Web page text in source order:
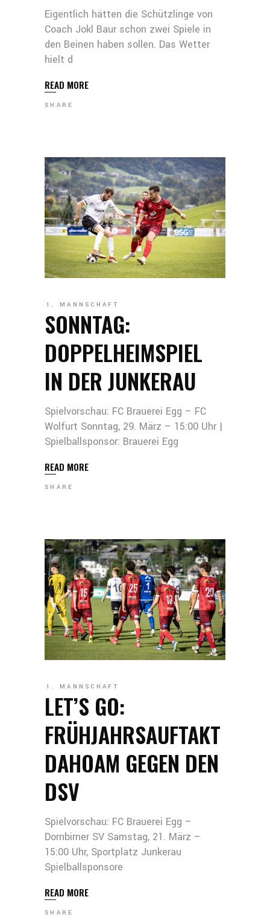
Eigentlich hätten die Schützlinge von
Coach Jokl Baur schon zwei Spiele in
den Beinen haben sollen. Das Wetter
hielt d
READ MORE
SHARE
1. MANNSCHAFT
SONNTAG:
DOPPELHEIMSPIEL
IN DER JUNKERAU
Spielvorschau: FC Brauerei Egg – FC
Wolfurt Sonntag, 29. März – 15:00 Uhr |
Spielballsponsor: Brauerei Egg
READ MORE
SHARE
1. MANNSCHAFT
LET’S GO:
FRÜHJAHRSAUFTAKT
DAHOAM GEGEN DEN
DSV
Spielvorschau: FC Brauerei Egg –
Dornbirner SV Samstag, 21. März –
15:00 Uhr, Sportplatz Junkerau
Spielballsponsore
READ MORE
SHARE